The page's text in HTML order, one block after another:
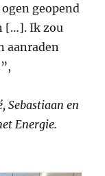
geopend
[…]. Ik zou
aanraden
Sebastiaan en
Energie.